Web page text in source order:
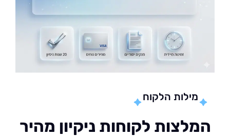
מילות הלקוח
לקוחות ניקיון מהיר